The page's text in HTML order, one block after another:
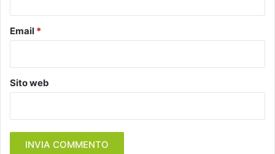
Email *
Sito web